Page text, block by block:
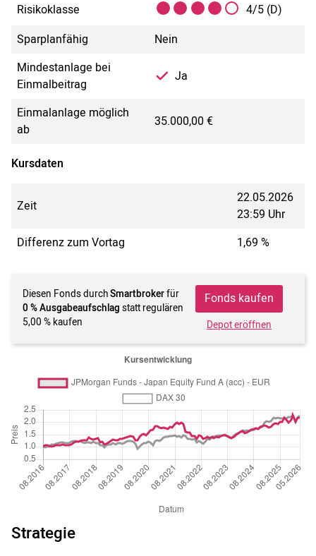
Risikoklasse
4/5 (D)
Sparplanfähig
Nein
Mindestanlage bei
Einmalbeitrag
Ja
Einmalanlage möglich
ab
35.000,00 €
Kursdaten
Zeit
22.05.2026
23:59 Uhr
Differenz zum Vortag
1,69 %
Diesen Fonds durchSmartbrokerfür
0 % Ausgabeaufschlag statt regulären
5,00 % kaufen
Fonds kaufen
Depot eröffnen
Strategie